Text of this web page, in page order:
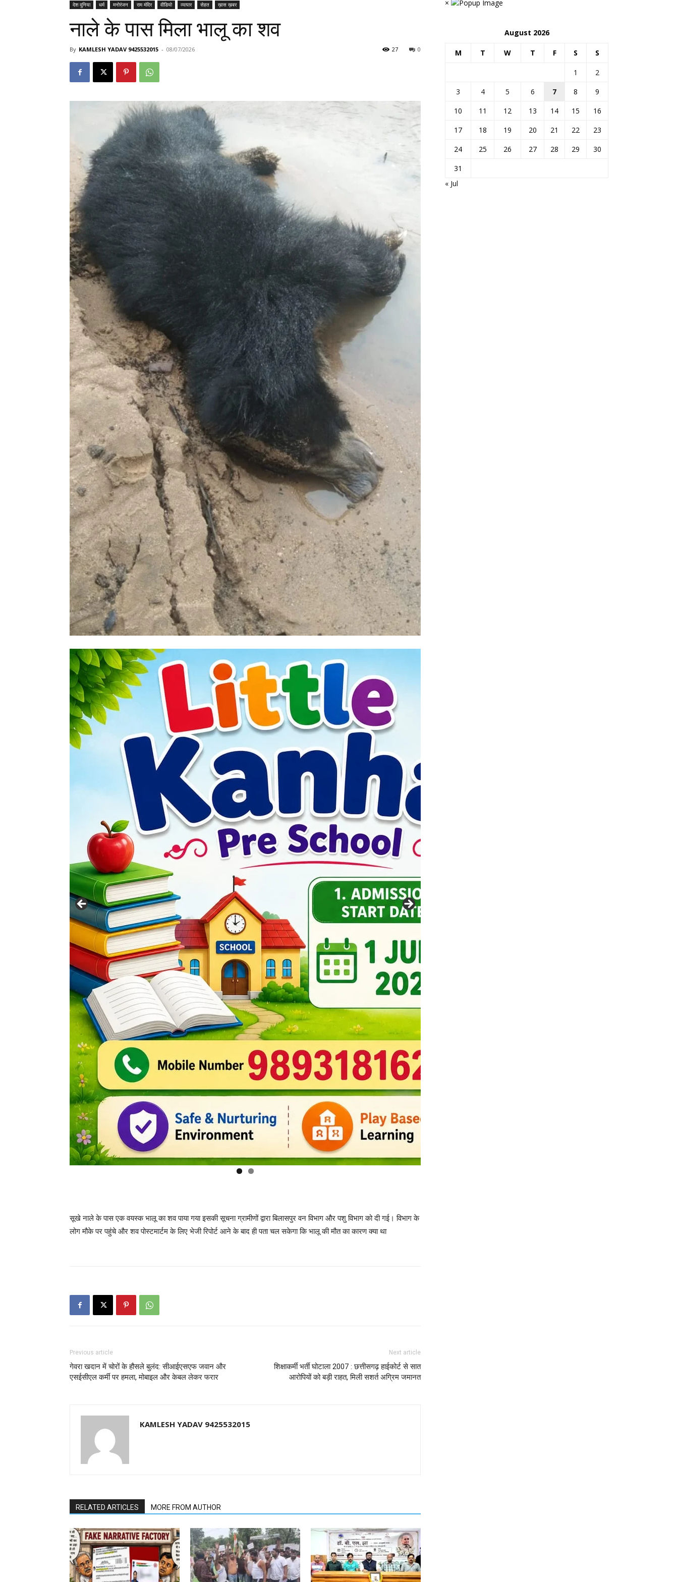
देश दुनिया
धर्म मनोरंजन राम मंदिर वीडियो व्यापार सेहत ख़ास ख़बर
नाले के पास मिला भालू का शव
By KAMLESH YADAV 9425532015 - 08/07/2026 0
27
सूखे नाले के पास एक वयस्क भालू का शव पाया गया इसकी सूचना ग्रामीणों द्वारा बिलासपुर वन विभाग और पशु विभाग को दी गई। विभाग के
लोग मौके पर पहुंचे और शव पोस्टमार्टम के लिए भेजी रिपोर्ट आने के बाद ही पता चल सकेगा कि भालू की मौत का कारण क्या था
Previous article
गेवरा खदान में चोरों के हौसले बुलंद: सीआईएसएफ जवान और
एसईसीएल कर्मी पर हमला, मोबाइल और केबल लेकर फरार
Next article
शिक्षाकर्मी भर्ती घोटाला 2007 : छत्तीसगढ़ हाईकोर्ट से सात
आरोपियों को बड़ी राहत, मिली सशर्त अग्रिम जमानत
KAMLESH YADAV 9425532015
RELATED ARTICLES MORE FROM AUTHOR
×
August 2026
M T W T F S S
1
2
3
4 5 6 7 8
9
10
11 12 13 14 15
16
17
18 19 20 21 22
23
24
25 26 27 28 29
30
31
« Jul